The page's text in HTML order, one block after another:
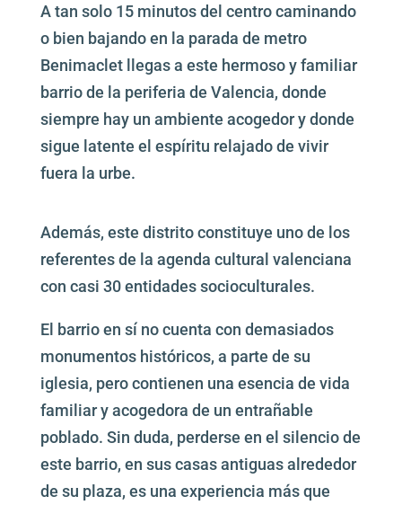
A tan solo 15 minutos del centro caminando
o bien bajando en la parada de metro
Benimaclet llegas a este hermoso y familiar
barrio de la periferia de Valencia, donde
siempre hay un ambiente acogedor y donde
sigue latente el espíritu relajado de vivir
fuera la urbe.
Además, este distrito constituye uno de los
referentes de la agenda cultural valenciana
con casi 30 entidades socioculturales.
El barrio en sí no cuenta con demasiados
monumentos históricos, a parte de su
iglesia, pero contienen una esencia de vida
familiar y acogedora de un entrañable
poblado. Sin duda, perderse en el silencio de
este barrio, en sus casas antiguas alrededor
de su plaza, es una experiencia más que